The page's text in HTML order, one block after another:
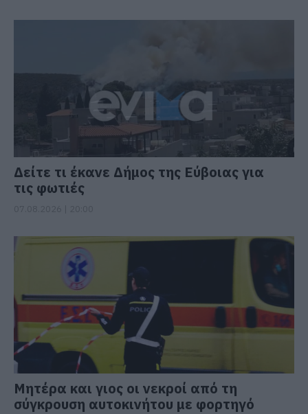
Δείτε τι έκανε Δήμος της Εύβοιας για
τις φωτιές
Μητέρα και γιος οι νεκροί από τη
σύγκρουση αυτοκινήτου με φορτηγό